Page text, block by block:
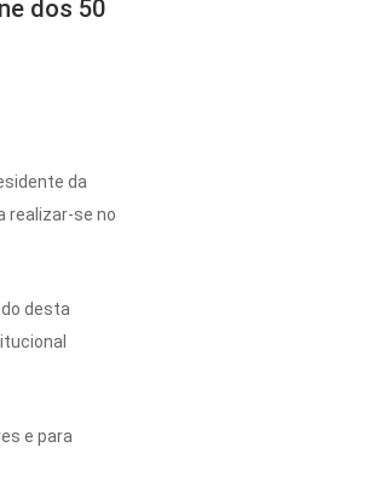
dos 50
da
realizar-se no
desta
e para